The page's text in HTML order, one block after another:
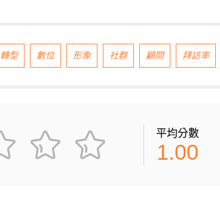
轉型 數位 形象 社群 顧問 拜訪率
平均分數
1.00